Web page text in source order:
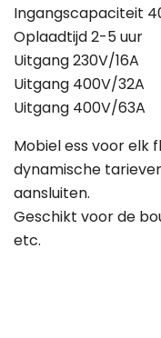
Ingangscapaciteit
Oplaadtijd 2-5 uur
Uitgang 230V/16A
Uitgang 400V/32A
Uitgang 400V/63A
Mobiel ess voor elk
dynamische
aansluiten.
Geschikt voor de
etc.